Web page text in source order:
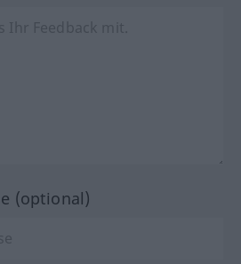
(optional)